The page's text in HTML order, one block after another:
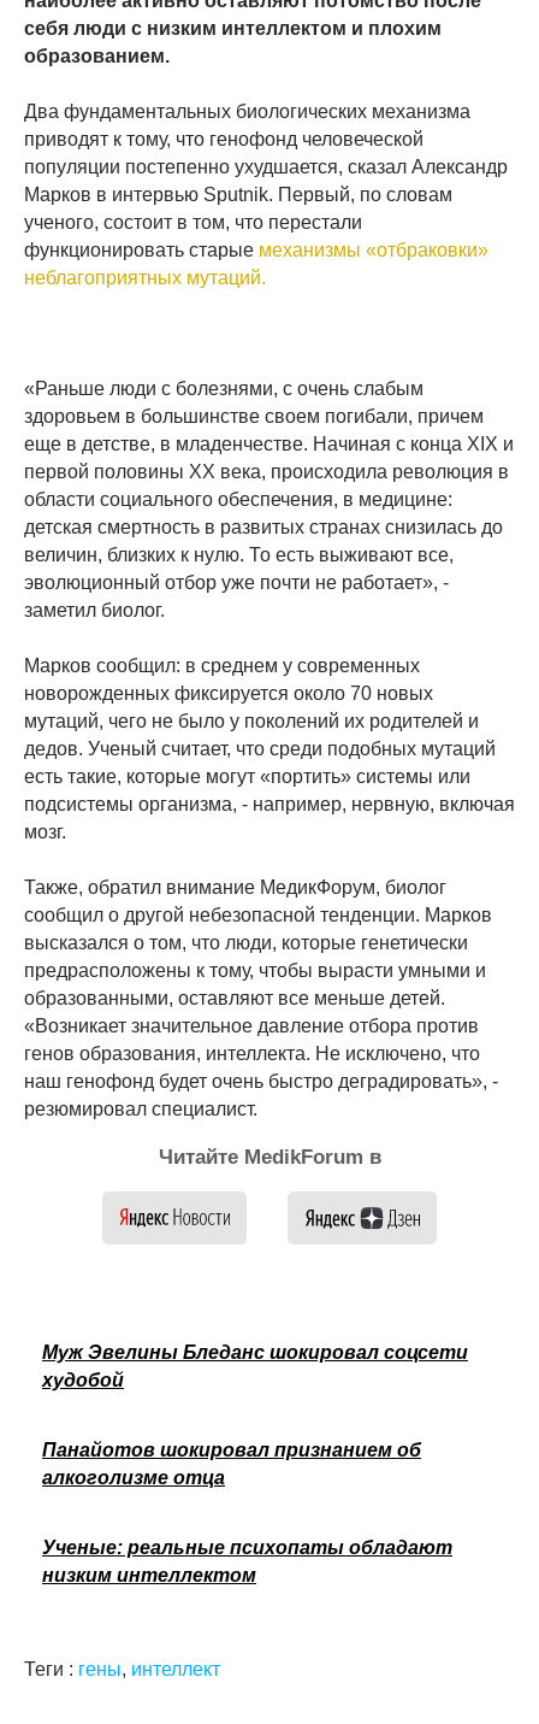
себя люди с низким интеллектом и плохим
образованием.
Два фундаментальных биологических механизма
приводят к тому, что генофонд человеческой
популяции постепенно ухудшается, сказал Александр
Марков в интервью Sputnik. Первый, по словам
ученого, состоит в том, что перестали
функционировать старые механизмы «отбраковки»
неблагоприятных мутаций.
«Раньше люди с болезнями, с очень слабым
здоровьем в большинстве своем погибали, причем
еще в детстве, в младенчестве. Начиная с конца XIX и
первой половины XX века, происходила революция в
области социального обеспечения, в медицине:
детская смертность в развитых странах снизилась до
величин, близких к нулю. То есть выживают все,
эволюционный отбор уже почти не работает», -
заметил биолог.
Марков сообщил: в среднем у современных
новорожденных фиксируется около 70 новых
мутаций, чего не было у поколений их родителей и
дедов. Ученый считает, что среди подобных мутаций
есть такие, которые могут «портить» системы или
подсистемы организма, - например, нервную, включая
мозг.
Также, обратил внимание МедикФорум, биолог
сообщил о другой небезопасной тенденции. Марков
высказался о том, что люди, которые генетически
предрасположены к тому, чтобы вырасти умными и
образованными, оставляют все меньше детей.
«Возникает значительное давление отбора против
генов образования, интеллекта. Не исключено, что
наш генофонд будет очень быстро деградировать», -
резюмировал специалист.
Читайте MedikForum в
Муж Эвелины Бледанс шокировал соцсети
худобой
Панайотов шокировал признанием об
алкоголизме отца
Ученые: реальные психопаты обладают
низким интеллектом
Теги : гены, интеллект